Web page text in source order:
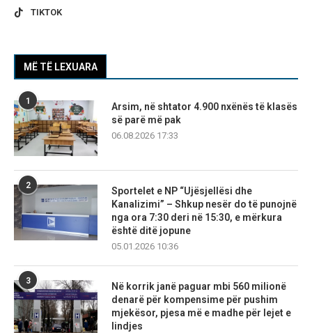
TIKTOK
MË TË LEXUARA
1
Arsim, në shtator 4.900 nxënës të klasës
së parë më pak
06.08.2026 17:33
2
Sportelet e NP “Ujësjellësi dhe
Kanalizimi” – Shkup nesër do të punojnë
nga ora 7:30 deri në 15:30, e mërkura
është ditë jopune
05.01.2026 10:36
3
Në korrik janë paguar mbi 560 milionë
denarë për kompensime për pushim
mjekësor, pjesa më e madhe për lejet e
lindjes